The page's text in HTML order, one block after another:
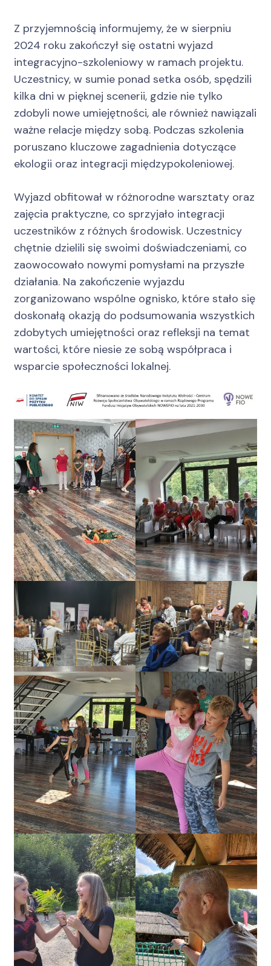
Z przyjemnością informujemy, że w sierpniu
2024 roku zakończył się ostatni wyjazd
integracyjno-szkoleniowy w ramach projektu.
Uczestnicy, w sumie ponad setka osób, spędzili
kilka dni w pięknej scenerii, gdzie nie tylko
zdobyli nowe umiejętności, ale również nawiązali
ważne relacje między sobą. Podczas szkolenia
poruszano kluczowe zagadnienia dotyczące
ekologii oraz integracji międzypokoleniowej.
Wyjazd obfitował w różnorodne warsztaty oraz
zajęcia praktyczne, co sprzyjało integracji
uczestników z różnych środowisk. Uczestnicy
chętnie dzielili się swoimi doświadczeniami, co
zaowocowało nowymi pomysłami na przyszłe
działania. Na zakończenie wyjazdu
zorganizowano wspólne ognisko, które stało się
doskonałą okazją do podsumowania wszystkich
zdobytych umiejętności oraz refleksji na temat
wartości, które niesie ze sobą współpraca i
wsparcie społeczności lokalnej.